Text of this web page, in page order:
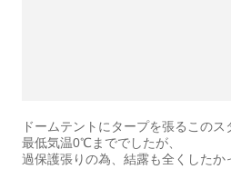
ドームテントにタープを張るこの
最低気温0℃まででしたが、
過保護張りの為、結露も全くしたか